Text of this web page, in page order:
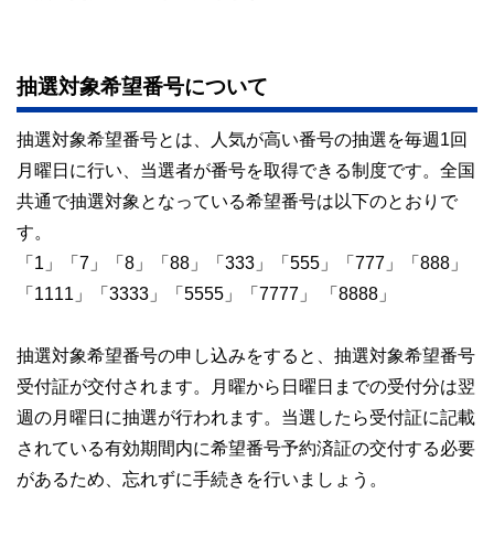
抽選対象希望番号について
抽選対象希望番号とは、人気が高い番号の抽選を毎週1回
月曜日に行い、当選者が番号を取得できる制度です。全国
共通で抽選対象となっている希望番号は以下のとおりで
す。
「1」「7」「8」「88」「333」「555」「777」「888」
「1111」「3333」「5555」「7777」 「8888」
抽選対象希望番号の申し込みをすると、抽選対象希望番号
受付証が交付されます。月曜から日曜日までの受付分は翌
週の月曜日に抽選が行われます。当選したら受付証に記載
されている有効期間内に希望番号予約済証の交付する必要
があるため、忘れずに手続きを行いましょう。